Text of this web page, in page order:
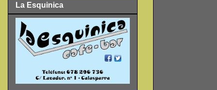
La Esquinica